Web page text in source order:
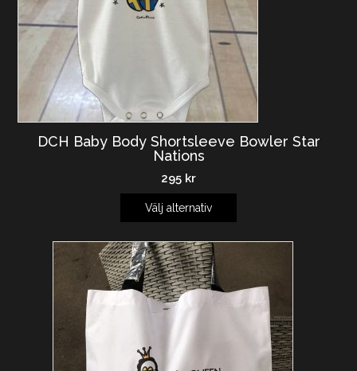
DCH Baby Body Shortsleeve Bowler Star
Nations
295 kr
Välj alternativ